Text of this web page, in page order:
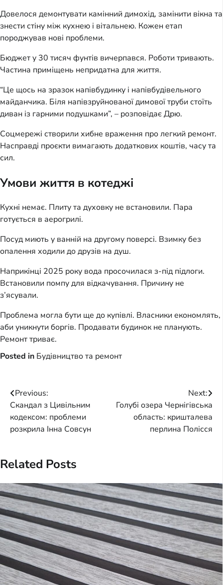
Довелося демонтувати камінний димохід, замінити вікна та
знести стіну між кухнею і вітальнею. Кожен етап
породжував нові проблеми.
Бюджет у 30 тисяч фунтів вичерпався. Роботи тривають.
Частина приміщень непридатна для життя.
“Це щось на зразок напівбудинку і напівбудівельного
майданчика. Біля напівзруйнованої димової труби стоїть
диван із гарними подушками”, – розповідає Дрю.
Соцмережі створили хибне враження про легкий ремонт.
Насправді проєкти вимагають додаткових коштів, часу та
сил.
Умови життя в котеджі
Кухні немає. Плиту та духовку не встановили. Пара
готується в аерогрилі.
Посуд миють у ванній на другому поверсі. Взимку без
опалення ходили до друзів на душ.
Наприкінці 2025 року вода просочилася з-під підлоги.
Встановили помпу для відкачування. Причину не
з’ясували.
Проблема могла бути ще до купівлі. Власники економлять,
аби уникнути боргів. Продавати будинок не планують.
Ремонт триває.
Posted in Будівництво та ремонт
Post
navigation
Previous:
Скандал з Цивільним
кодексом: проблеми
розкрила Інна Совсун
Next:
Голубі озера Чернігівська
область: кришталева
перлина Полісся
Related Posts